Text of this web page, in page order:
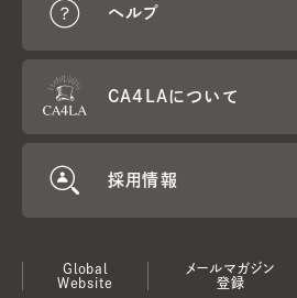
ヘルプ
CA4LAについて
採用情報
Global
Website
メールマガジン
登録